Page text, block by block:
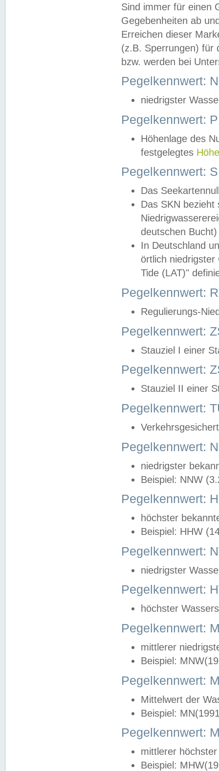
Sind immer für einen
Gegebenheiten ab
Erreichen dieser
(z.B. Sperrungen) für
bzw. werden bei
Pegelkennwert:
niedrigster
Pegelkennwert:
Höhenlage des
festgelegtes
Pegelkennwert:
Das
Das SKN
deutschen
In Deutschland
örtlich
Tide (LAT)"
Pegelkennwert:
Regulierungs-
Pegelkennwert:
Stauziel I einer
Pegelkennwert:
Stauziel II einer
Pegelkennwert:
Pegelkennwert:
niedrigster
Beispiel: NNW
Pegelkennwert:
höchster
Beispiel: HHW
Pegelkennwert:
niedrigster
Pegelkennwert:
höchster
Pegelkennwert:
mittlerer
Beispiel:
Pegelkennwert:
Mittelwert der
Beispiel:
Pegelkennwert:
mittlerer
Beispiel: